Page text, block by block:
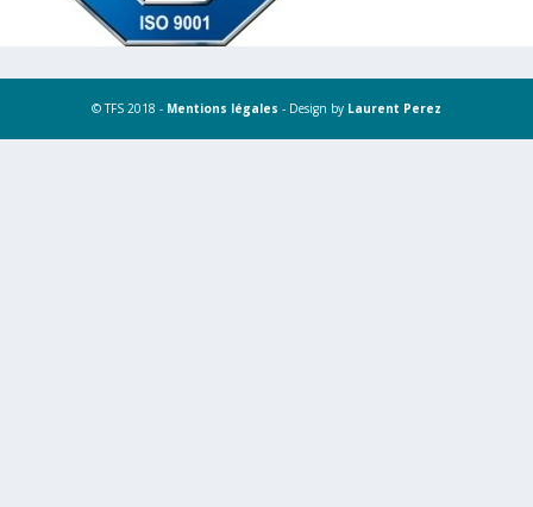
© TFS 2018 - Mentions légales - Design by Laurent Perez